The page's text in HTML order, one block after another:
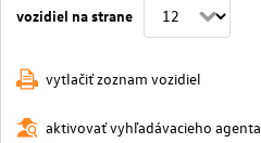
vozidiel na strane
vytlačiť zoznam vozidiel
aktivovať vyhľadávacieho agenta